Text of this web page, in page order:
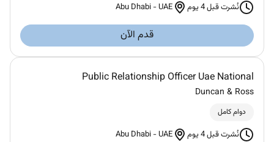
نُشرت قبل 4 يوم Abu Dhabi -UAE
قدم الآن
Public Relationship Officer Uae National
Duncan & Ross
دوام كامل
نُشرت قبل 4 يوم Abu Dhabi -UAE